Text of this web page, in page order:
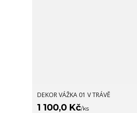
DEKOR VÁŽKA 01 V TRÁVĚ
1 100,0 Kč/ks